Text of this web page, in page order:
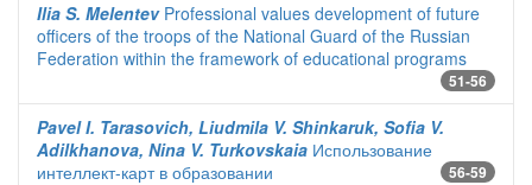
Ilia S. MelentevProfessional values ​​development of future
officers of the troops of the National Guard of the Russian
Federation within the framework of educational programs
51-56
Pavel I. Tarasovich, Liudmila V. Shinkaruk, Sofia V.
Adilkhanova, Nina V. Turkovskaia Использование
интеллект-карт в образовании
56-59